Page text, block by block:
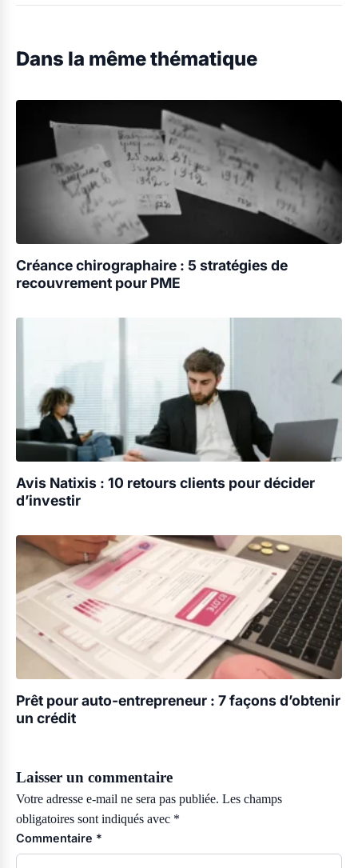
Dans la même thématique
Créance chirographaire : 5 stratégies de
recouvrement pour PME
Avis Natixis : 10 retours clients pour décider
d’investir
Prêt pour auto-entrepreneur : 7 façons d’obtenir
un crédit
Laisser un commentaire
Votre adresse e-mail ne sera pas publiée. Les champs
obligatoires sont indiqués avec *
Commentaire *